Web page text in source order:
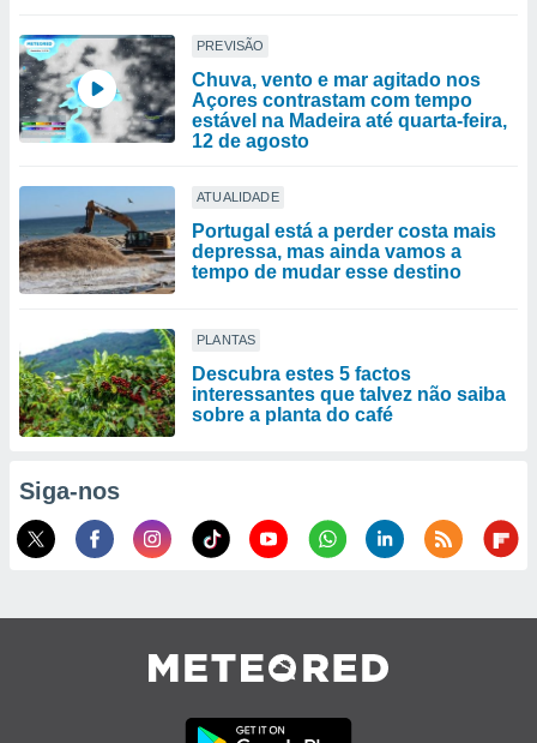
PREVISÃO
Chuva, vento e mar agitado nos
Açores contrastam com tempo
estável na Madeira até quarta-feira,
12 de agosto
ATUALIDADE
Portugal está a perder costa mais
depressa, mas ainda vamos a
tempo de mudar esse destino
PLANTAS
Descubra estes 5 factos
interessantes que talvez não saiba
sobre a planta do café
Siga-nos